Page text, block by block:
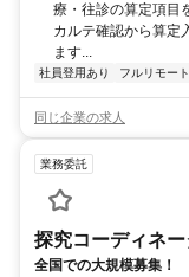
療・往診の算定項目
カルテ確認から算定
ます...
社員登用あり フルリモート
同じ企業の求人
業務委託
探究コーディネ
全国での大規模募集！